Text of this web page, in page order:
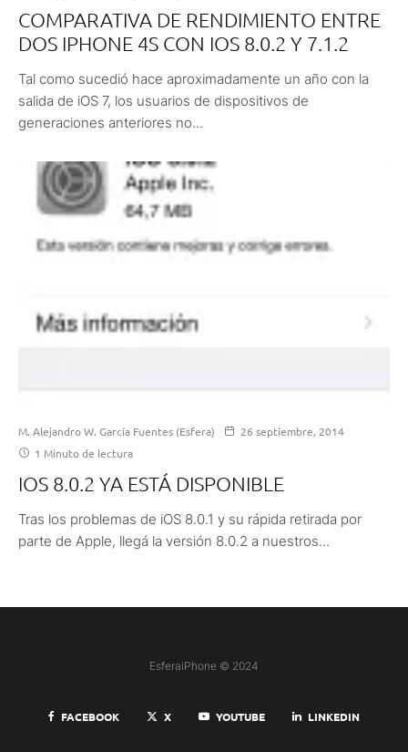
COMPARATIVA DE RENDIMIENTO ENTRE
DOS IPHONE 4S CON IOS 8.0.2 Y 7.1.2
Tal como sucedió hace aproximadamente un año con la
salida de iOS 7, los usuarios de dispositivos de
generaciones anteriores no...
M. Alejandro W. García Fuentes (Esfera)
26 septiembre, 2014
1 Minuto de lectura
IOS 8.0.2 YA ESTÁ DISPONIBLE
Tras los problemas de iOS 8.0.1 y su rápida retirada por
parte de Apple, llegá la versión 8.0.2 a nuestros...
EsferaiPhone © 2024
FACEBOOK X YOUTUBE LINKEDIN